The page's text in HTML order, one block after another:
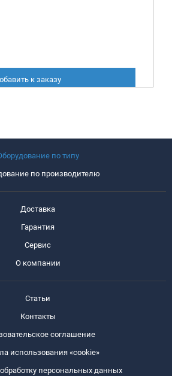
к заказу
по типу
по производителю
Доставка
Гарантия
Сервис
О компании
Статьи
Контакты
соглашение
использования «cookie»
персональных данных